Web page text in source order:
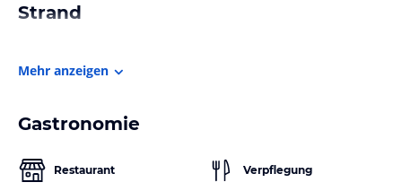
Strand
Mehr anzeigen
Gastronomie
Restaurant Verpflegung